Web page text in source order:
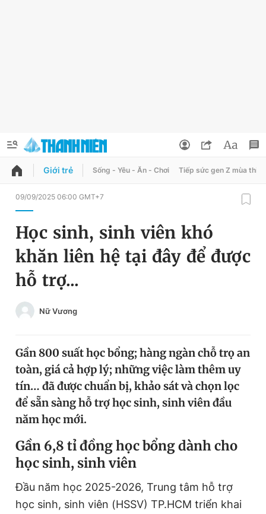
QUẢNG CÁO
Chuyên mục
Chuyên mục khác
Chào ngày mới
Tin thị trường
Video Magazine
Sản phẩm khác
Tiện ích Bạn cần biết
Thông tin tòa soạn Liên hệ quảng cáo
Đổi mật khẩu
Tin đã lưu
Tin đã xem
Giới trẻ Sống - Yêu - Ăn - Chơi Tiếp sức gen Z mùa thi
09/09/2025 06:00 GMT+7
Học sinh, sinh viên khó
khăn liên hệ tại đây để được
hỗ trợ...
Nữ Vương
Gần 800 suất học bổng; hàng ngàn chỗ trọ an
toàn, giá cả hợp lý; những việc làm thêm uy
tín… đã được chuẩn bị, khảo sát và chọn lọc
để sẵn sàng hỗ trợ học sinh, sinh viên đầu
năm học mới.
Gần 6,8 tỉ đồng học bổng dành cho
học sinh, sinh viên
Đầu năm học 2025-2026, Trung tâm hỗ trợ
học sinh, sinh viên (HSSV) TP.HCM triển khai